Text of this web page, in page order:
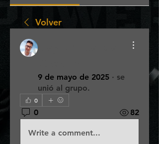
Volver
9 de mayo de 2025 · se
unió al grupo.
0
0 82
Write a comment...